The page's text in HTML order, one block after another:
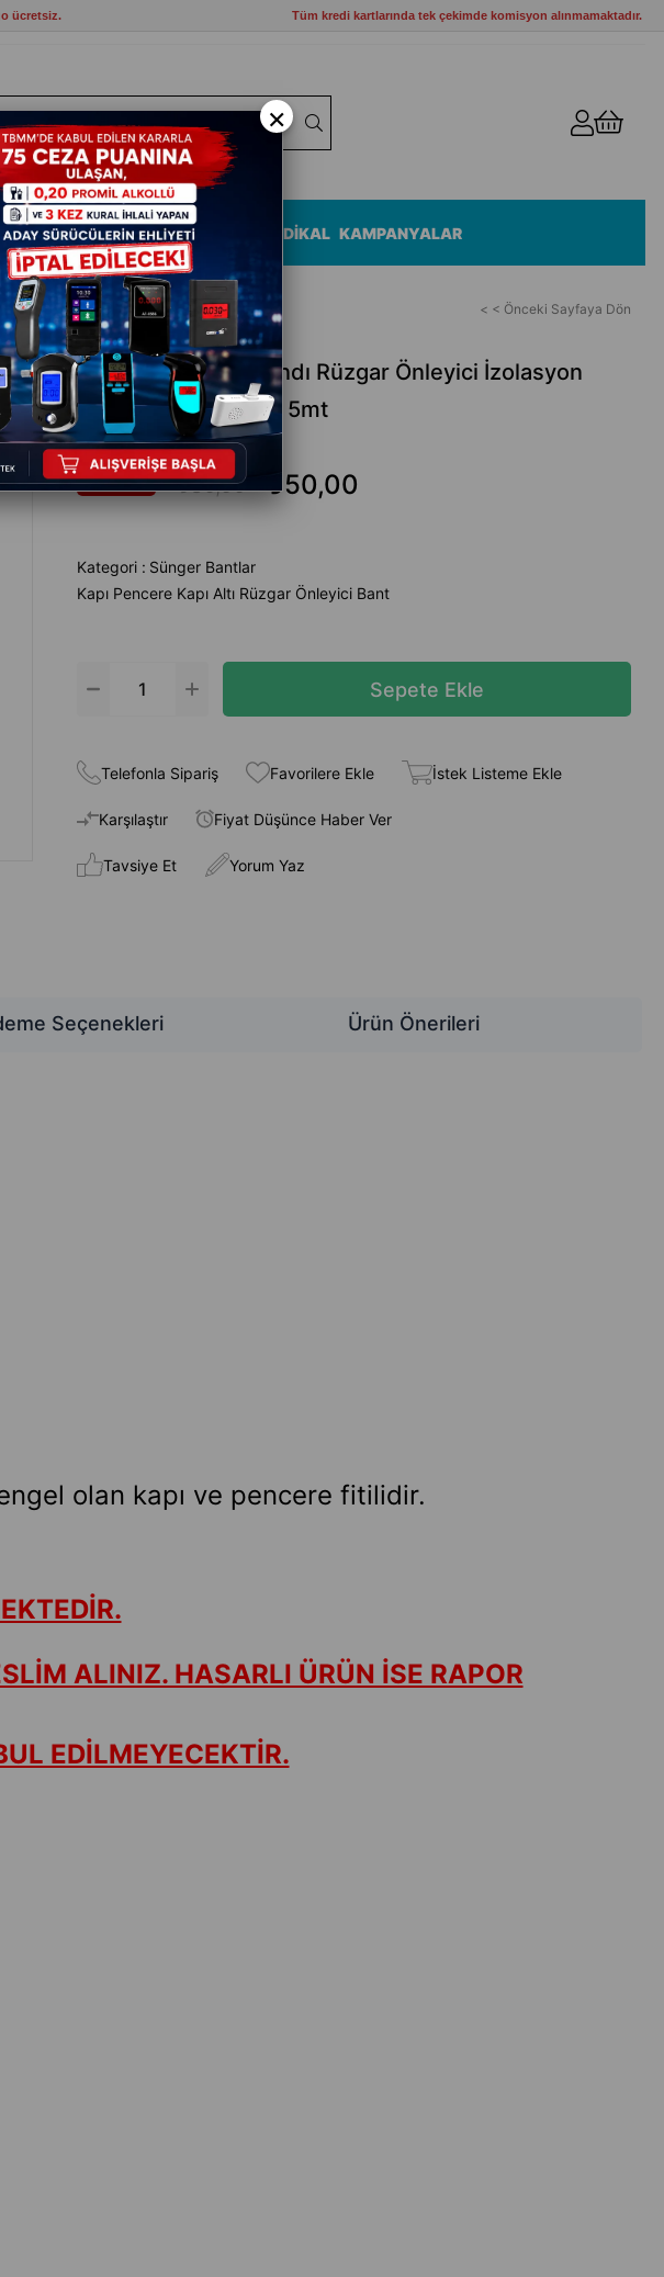
ücretsiz. Tüm kredi kartlarında tek çekimde komisyon alınmamaktadır.
BAHÇE VE KAMP MALZEMELERİ MEDİKAL KAMPANYALAR
X 5mt < < Önceki Sayfaya Dön
Pencere Sünger Bandı Rüzgar Önleyici İzolasyon
Bant 9mm X 9mm X 5mt
37 ₺80,00 ₺50,00
Kategori : Sünger Bantlar
Kapı Pencere Kapı Altı Rüzgar Önleyici Bant
Telefonla Sipariş Favorilere Ekle İstek Listeme Ekle
Karşılaştır Fiyat Düşünce Haber Ver
Tavsiye Et Yorum Yaz
Seçenekleri Ürün Önerileri
olan kapı ve pencere fitilidir.
ALINIZ. HASARLI ÜRÜN İSE RAPOR
EDİLMEYECEKTİR.
×